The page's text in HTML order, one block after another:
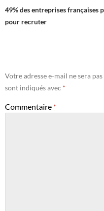
49% des entreprises françaises
pour recruter
Votre adresse e-mail ne sera
sont indiqués avec *
Commentaire *